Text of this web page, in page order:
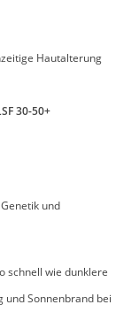
Hautalterung
30-50+
und
schnell wie dunklere
Sonnenbrand bei